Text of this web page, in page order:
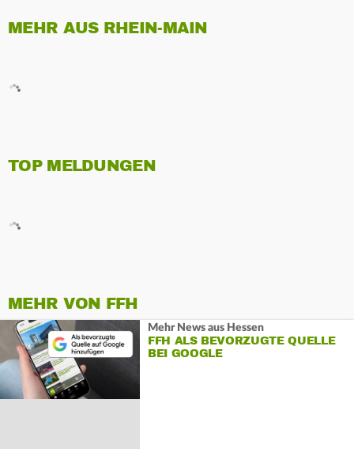
MEHR AUS RHEIN-MAIN
TOP MELDUNGEN
MEHR VON FFH
Mehr News aus Hessen
FFH ALS BEVORZUGTE QUELLE
BEI GOOGLE